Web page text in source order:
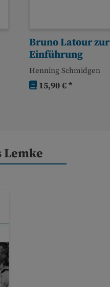
Bruno Latour zur
Einführung
Henning Schmidgen
15,90 € *
Lemke